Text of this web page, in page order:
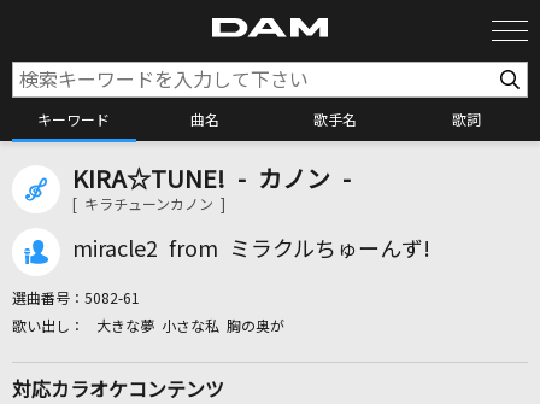
キーワード 曲名 歌手名 歌詞
カラオケ検索
KIRA☆TUNE! - カノン -
[ キラチューンカノン ]
miracle2 from ミラクルちゅーんず!
選曲番号： 5082-61
大きな夢 小さな私 胸の奥が
対応カラオケコンテンツ